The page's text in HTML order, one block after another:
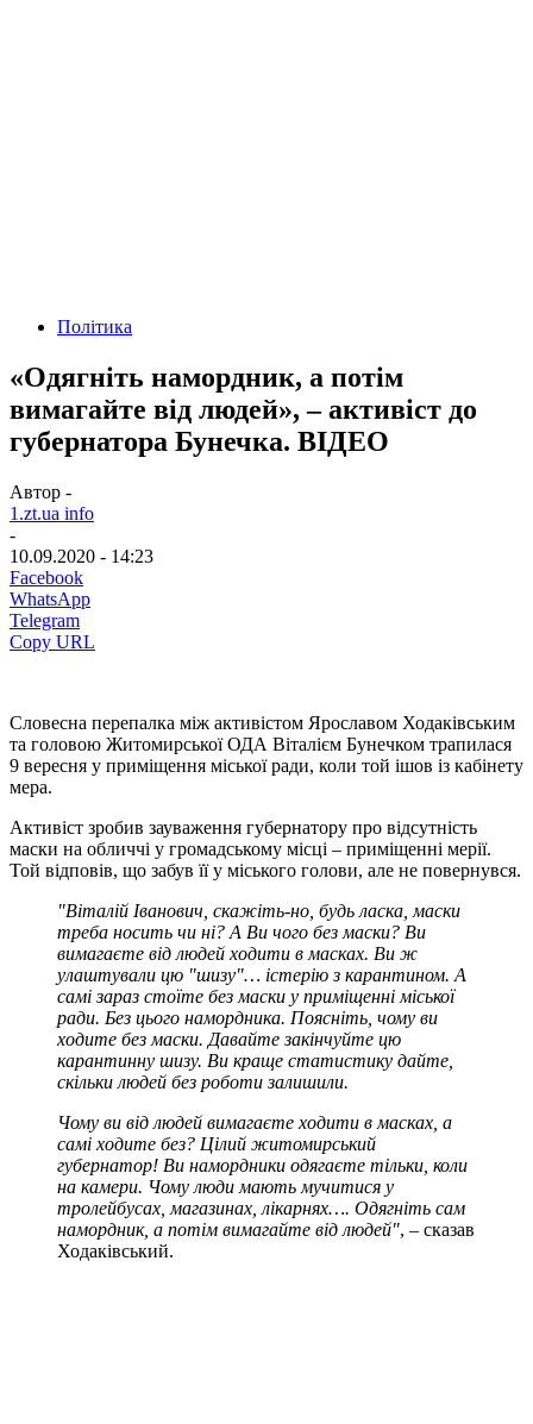
Політика
«Одягніть намордник, а потім
вимагайте від людей», – активіст до
губернатора Бунечка. ВІДЕО
Автор -
1.zt.ua info
-
10.09.2020 - 14:23
Facebook
WhatsApp
Telegram
Copy URL
Словесна перепалка між активістом Ярославом Ходаківським
та головою Житомирської ОДА Віталієм Бунечком трапилася
9 вересня у приміщення міської ради, коли той ішов із кабінету
мера.
Активіст зробив зауваження губернатору про відсутність
маски на обличчі у громадському місці – приміщенні мерії.
Той відповів, що забув її у міського голови, але не повернувся.
"Віталій Іванович, скажіть-но, будь ласка, маски
треба носить чи ні? А Ви чого без маски? Ви
вимагаєте від людей ходити в масках. Ви ж
улаштували цю "шизу"… істерію з карантином. А
самі зараз стоїте без маски у приміщенні міської
ради. Без цього намордника. Поясніть, чому ви
ходите без маски. Давайте закінчуйте цю
карантинну шизу. Ви краще статистику дайте,
скільки людей без роботи залишили.
Чому ви від людей вимагаєте ходити в масках, а
самі ходите без? Цілий житомирський
губернатор! Ви намордники одягаєте тільки, коли
на камери. Чому люди мають мучитися у
тролейбусах, магазинах, лікарнях…. Одягніть сам
намордник, а потім вимагайте від людей", – сказав
Ходаківський.